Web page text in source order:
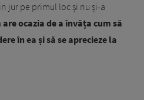
jur pe primul loc și nu și-a
are ocazia de a învăța cum să
în ea și să se aprecieze la